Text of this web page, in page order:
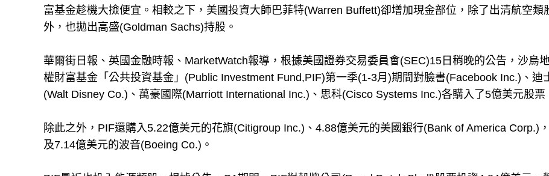
富基金趁機大撿便宜。相較之下，美國投資大師巴菲特(Warren Buffett)卻增加現金部位，除了出清航空類
外，也拋出高盛(Goldman Sachs)持股。
華爾街日報、英國金融時報、MarketWatch報導，根據美國證券交易委員會(SEC)15日稍晚的公告，沙烏
權財富基金「公共投資基金」(Public Investment Fund,PIF)第一季(1-3月)期間對臉書(Facebook Inc.)、迪
(Walt Disney Co.)、萬豪國際(Marriott International Inc.)、思科(Cisco Systems Inc.)各購入了5億美元股票
除此之外，PIF還購入5.22億美元的花旗(Citigroup Inc.)、4.88億美元的美國銀行(Bank of America Corp.)
及7.14億美元的波音(Boeing Co.)。